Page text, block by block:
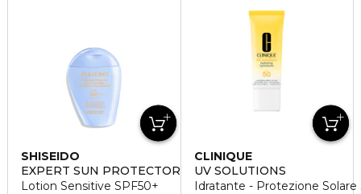
SHISEIDO
EXPERT SUN PROTECTOR
Lotion Sensitive SPF50+
CLINIQUE
UV SOLUTIONS
Idratante - Protezione Solare